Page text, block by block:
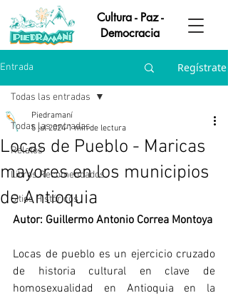
Cultura - Paz -
Democracia
Entrada Regístrate
Todas las entradas
Relatos
Libros Recomendados
Sitios Históricos
Todas las entradas
Locas de Pueblo - Maricas
mayores en los municipios
de Antioquia
Piedramaní
5 jul 2024 1 min de lectura
Autor: Guillermo Antonio Correa Montoya
Locas de pueblo es un ejercicio cruzado
de historia cultural en clave de
homosexualidad en Antioquia en la